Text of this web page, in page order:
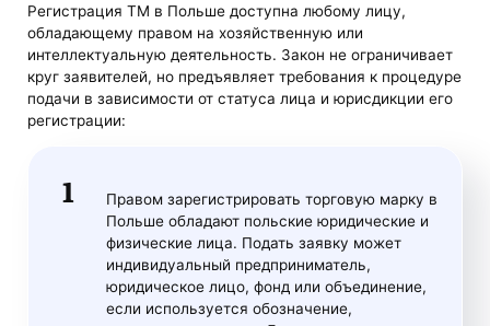
Регистрация ТМ в Польше доступна любому лицу,
обладающему правом на хозяйственную или
интеллектуальную деятельность. Закон не ограничивает
круг заявителей, но предъявляет требования к процедуре
подачи в зависимости от статуса лица и юрисдикции его
регистрации:
Правом зарегистрировать торговую марку в
Польше обладают польские юридические и
физические лица. Подать заявку может
индивидуальный предприниматель,
юридическое лицо, фонд или объединение,
если используется обозначение,